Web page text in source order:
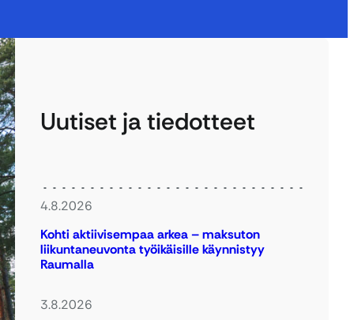
Uutiset ja tiedotteet
4.8.2026
Kohti aktiivisempaa arkea – maksuton
liikuntaneuvonta työikäisille käynnistyy
Raumalla
3.8.2026